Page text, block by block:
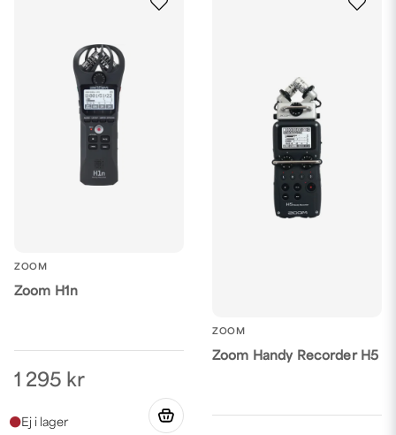
ZOOM
Zoom H1n
1 295 kr
ZOOM
Zoom Handy Recorder H5